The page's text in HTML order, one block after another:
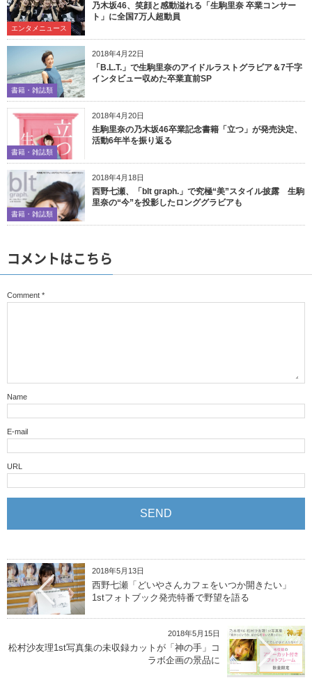
エンタメニュース
乃木坂46、笑顔と感動溢れる「生駒里奈 卒業コンサー
ト」に全国7万人超動員
2018年4月22日
書籍・雑誌類
「B.L.T.」で生駒里奈のアイドルラストグラビア＆7千字
インタビュー収めた卒業直前SP
2018年4月20日
書籍・雑誌類
生駒里奈の乃木坂46卒業記念書籍「立つ」が発売決定、
活動6年半を振り返る
2018年4月18日
書籍・雑誌類
西野七瀬、「blt graph.」で究極“美”スタイル披露 生駒
里奈の“今”を投影したロンググラビアも
コメントはこちら
Comment *
Name
E-mail
URL
2018年5月13日
西野七瀬「どいやさんカフェをいつか開きたい」
1stフォトブック発売特番で野望を語る
2018年5月15日
松村沙友理1st写真集の未収録カットが「神の手」コ
ラボ企画の景品に